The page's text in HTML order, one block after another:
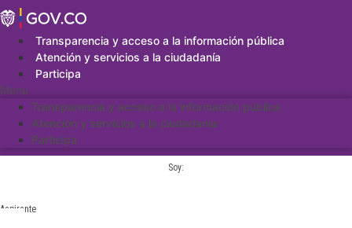
Saltar
al
contenidoTransparencia y acceso a la información pública
Atención y servicios a la ciudadanía
Participa
Menu
Transparencia y acceso a la información pública
Atención y servicios a la ciudadanía
Participa
Soy:
Aspirante